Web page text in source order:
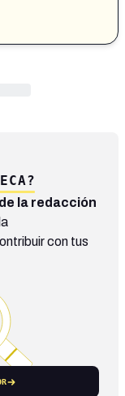
la redacción
la
con tus